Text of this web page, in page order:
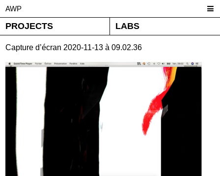
AWP
PROJECTS LABS
Capture d’écran 2020-11-13 à 09.02.36